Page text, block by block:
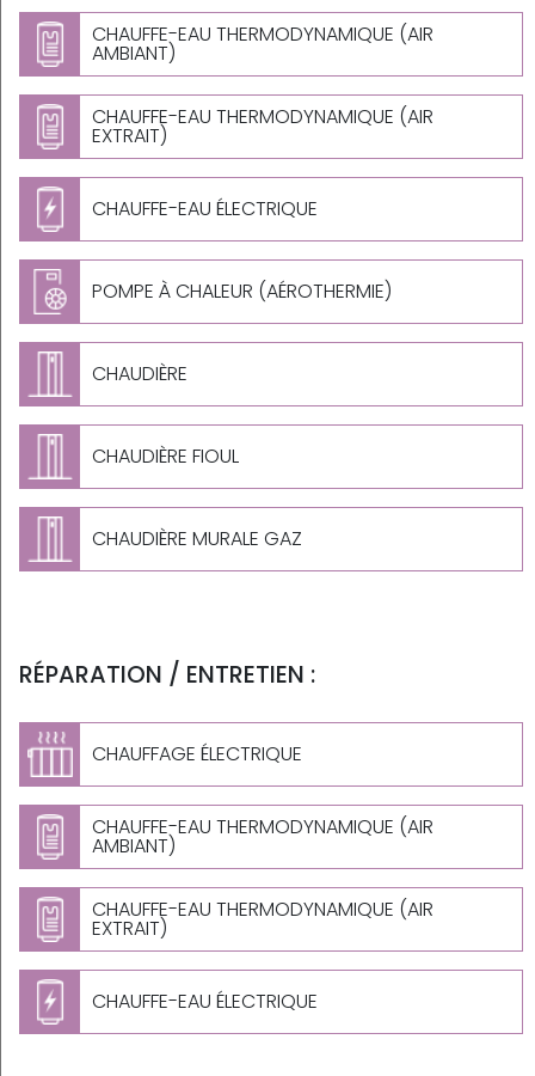
CHAUFFE-EAU THERMODYNAMIQUE (AIR
AMBIANT)
CHAUFFE-EAU THERMODYNAMIQUE (AIR
EXTRAIT)
CHAUFFE-EAU ÉLECTRIQUE
POMPE À CHALEUR (AÉROTHERMIE)
CHAUDIÈRE
CHAUDIÈRE FIOUL
CHAUDIÈRE MURALE GAZ
RÉPARATION / ENTRETIEN :
CHAUFFAGE ÉLECTRIQUE
CHAUFFE-EAU THERMODYNAMIQUE (AIR
AMBIANT)
CHAUFFE-EAU THERMODYNAMIQUE (AIR
EXTRAIT)
CHAUFFE-EAU ÉLECTRIQUE